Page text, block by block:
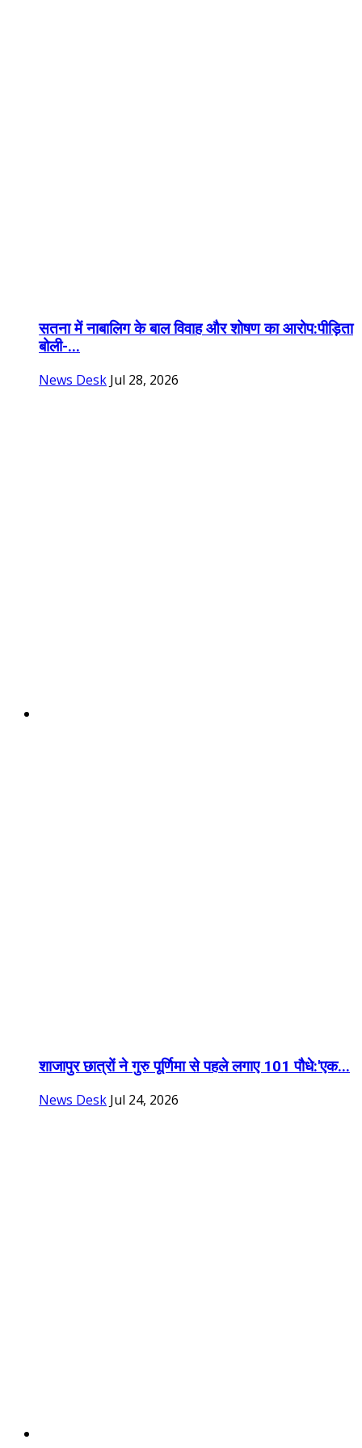
सतना में नाबालिग के बाल विवाह और शोषण का आरोप:पीड़िता
बोली-...
News Desk Jul 28, 2026
शाजापुर छात्रों ने गुरु पूर्णिमा से पहले लगाए 101 पौधे:'एक...
News Desk Jul 24, 2026